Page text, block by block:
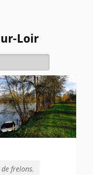
Loir
frelons.